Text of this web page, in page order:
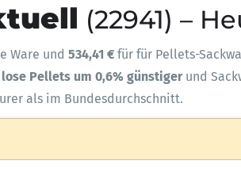
(22941) –
Ware und 534,41 € für für Pellets-
lose Pellets um 0,6% günstiger und
als im Bundesdurchschnitt.